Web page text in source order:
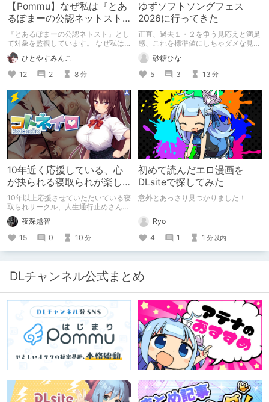
【Pommu】なぜ私は『とあ
るぽまーの公認ネットスト
ーカー』になったのか【出
会い編】
『とあるぽまーの公認ネトスト』とし
て対象を監視しています。 なぜ私は
このような行動をとるに至ったのか。
これまでのあゆみを振り返ります。
ひとやすみんこ
12
2 8 分
ゆずソフトソングフェス
2026に行ってきた
正直、過去１・２を争う見応えと満足
感、これを標準値にしちゃダメな見本
かも
砂糖ひな
5
3 13 分
10年近く応援している、心
が抉られる寝取られが楽し
めるサークル
10年以上応援させていただいている寝
取られサークル、人生通行止めさんの
新作がとても良かったので、新作を中
心に、このサークルのゲームを紹介し
たくて、記事を書かせていただく。
キミノオモイからずっと好きな熱心な
ファンとしての記事にどうか、お付き
微修正）
夜深越智
15
0 10 分
初めて読んだエロ漫画を
DLsiteで探してみた
意外とあっさり見つかりました！
Ryo
4
1 1 分以内
DLチャンネル公式まとめ